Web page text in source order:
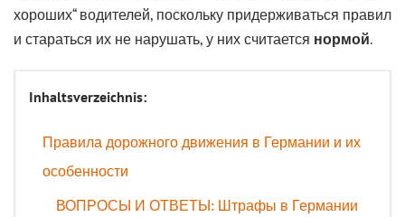
хороших“ водителей, поскольку придерживаться правил
и стараться их не нарушать, у них считается нормой.
Inhaltsverzeichnis:
Правила дорожного движения в Германии и их
особенности
ВОПРОСЫ И ОТВЕТЫ: Штрафы в Германии